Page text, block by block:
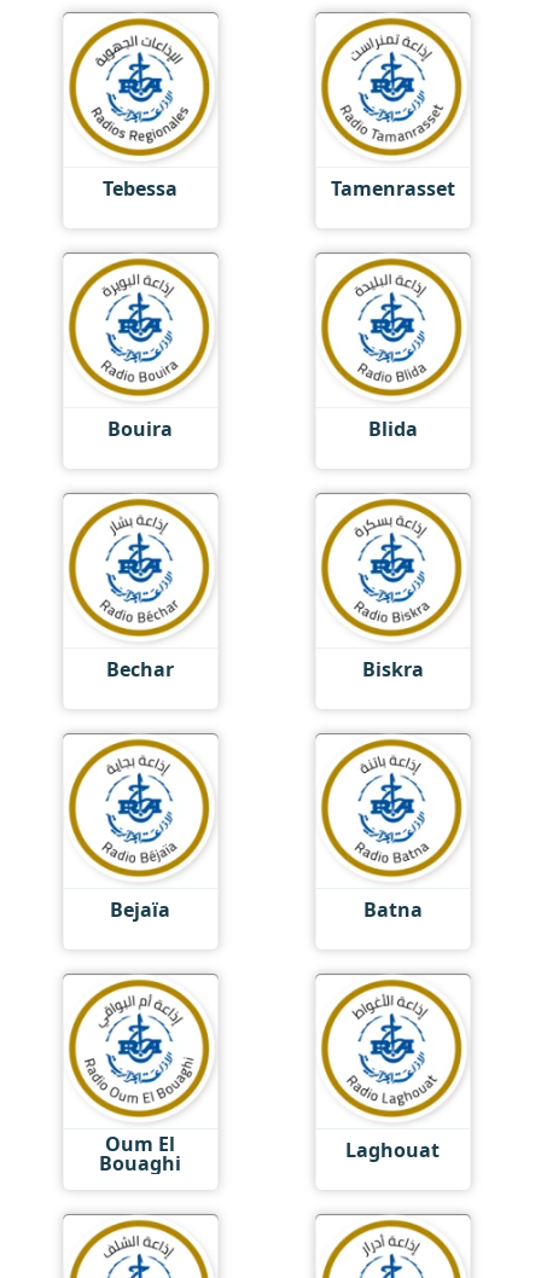
Tebessa Tamenrasset
Bouira Blida
Bechar Biskra
Bejaïa Batna
Oum El
Bouaghi Laghouat